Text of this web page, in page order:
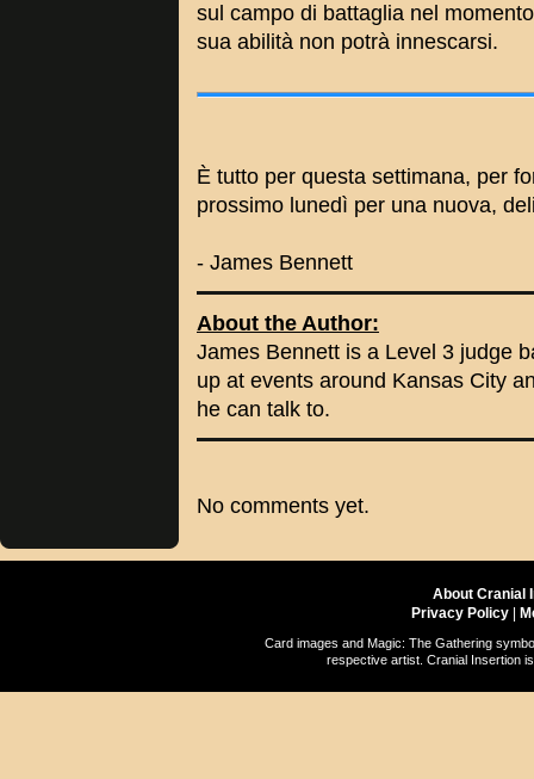
sul campo di battaglia nel
sua abilità non potrà innescarsi.
È tutto per questa settimana, per
prossimo lunedì per una nuova,
- James Bennett
About the Author:
James Bennett is a Level 3 judge
up at events around Kansas City
he can talk to.
No comments yet.
About Cranial
Privacy Policy
Card images and Magic: The Gathering
respective artist. Cranial Insertion